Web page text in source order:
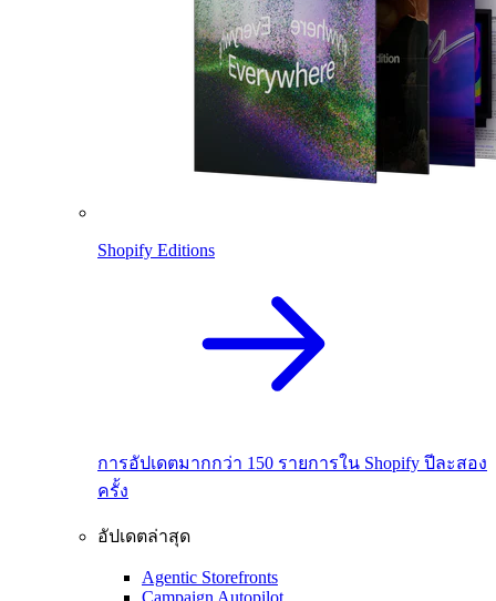
Shopify Editions
การอัปเดตมากกว่า 150 รายการใน Shopify ปีละสอง
ครั้ง
อัปเดตล่าสุด
Agentic Storefronts
Campaign Autopilot